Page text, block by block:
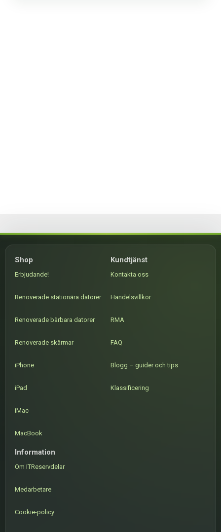
Shop
Erbjudande!
Renoverade stationära datorer
Renoverade bärbara datorer
Renoverade skärmar
iPhone
iPad
iMac
MacBook
Kundtjänst
Kontakta oss
Handelsvillkor
RMA
FAQ
Blogg – guider och tips
Klassificering
Information
Om ITReservdelar
Medarbetare
Cookie-policy